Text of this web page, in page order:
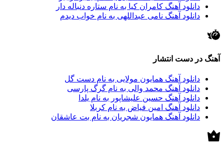
دانلود آهنگ کامران کیا به نام ستاره دنباله دار
دانلود آهنگ نامی عبداللهی به نام خواب دیدم
آهنگ در دست انتشار
دانلود آهنگ همایون مولایی به نام دست گل
دانلود آهنگ محمد والی به نام گرگ پارسی
دانلود آهنگ حسین علیشاپور به نام یلدا
دانلود آهنگ امین فیاض به نام کربلا
دانلود آهنگ همایون شجریان به نام بت عاشقان